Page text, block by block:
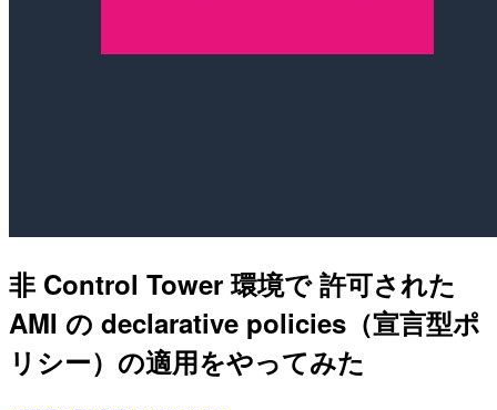
非 Control Tower 環境で 許可された
AMI の declarative policies（宣言型ポ
リシー）の適用をやってみた